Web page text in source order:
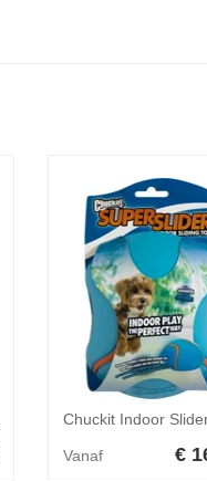
Chuckit Indoor
Vanaf €